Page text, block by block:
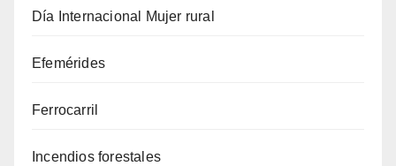
Día Internacional Mujer rural
Efemérides
Ferrocarril
Incendios forestales